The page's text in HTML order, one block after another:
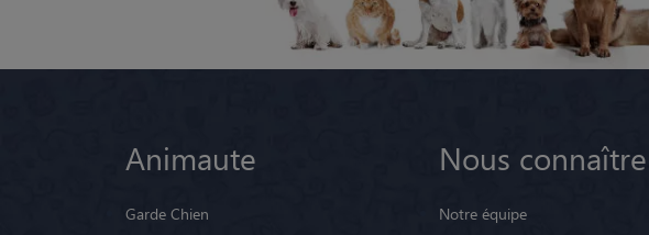
Animaute
Garde Chien
Nous connaître
Notre équipe